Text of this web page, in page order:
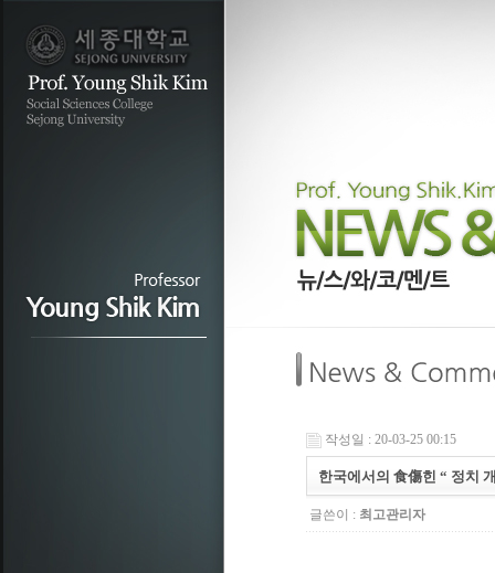
작성일 : 20-03-25 00:15
한국에서의 食傷힌 “ 정치
글쓴이 : 최고관리자